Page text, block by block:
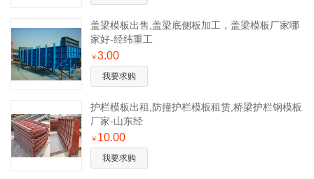
盖梁模板出售,盖梁底侧板加工，盖梁模板厂家哪
家好-经纬重工
￥3.00
我要求购
​护栏模板出租,防撞护栏模板租赁,桥梁护栏钢模板
厂家-山东经
￥ 10.00
我要求购